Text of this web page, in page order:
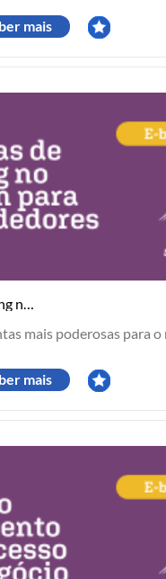
mais
mais poderosas para o
mais